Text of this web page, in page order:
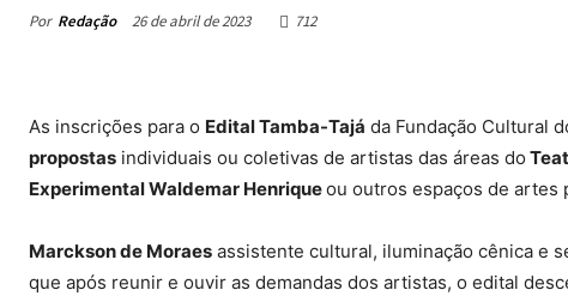
Por Redação 26 de abril de 2023 712
As inscrições para o Edital Tamba-Tajá da Fundação Cultural
propostas individuais ou coletivas de artistas das áreas do
Experimental Waldemar Henriqueou outros espaços de artes
Marckson de Moraes assistente cultural, iluminação cênica e
que após reunir e ouvir as demandas dos artistas, o edital